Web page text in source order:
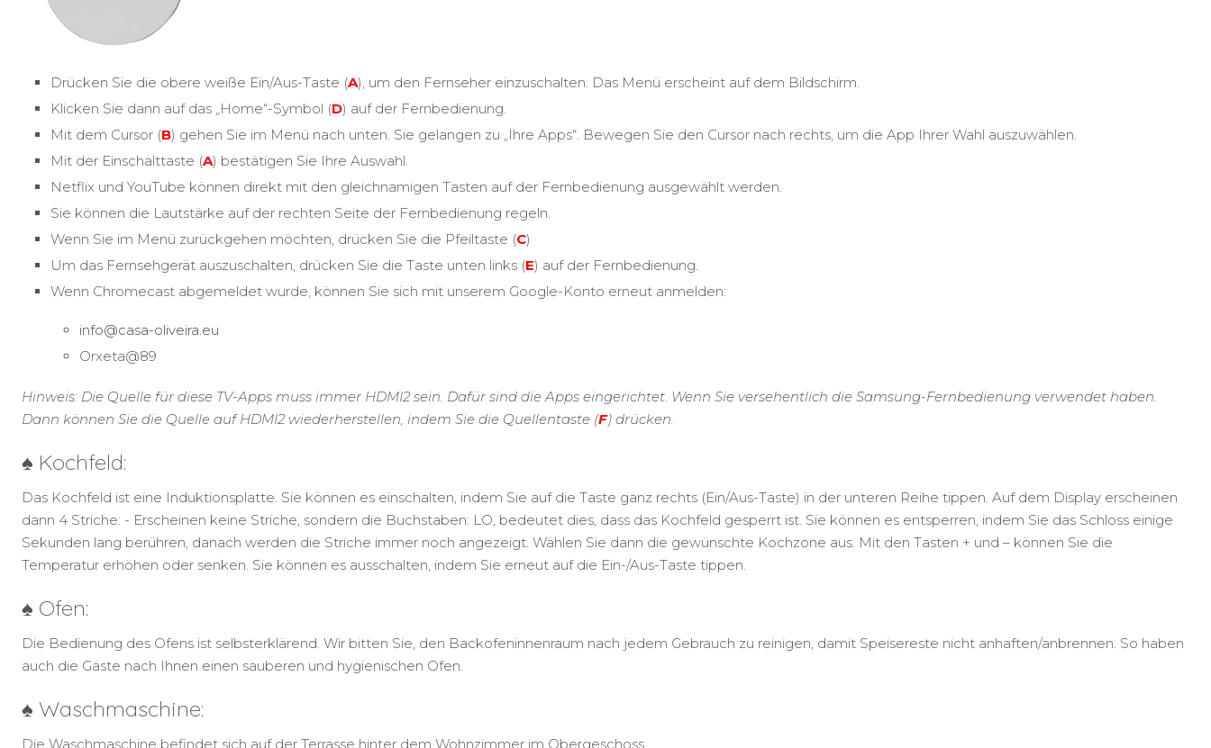
Drücken Sie die obere weiße Ein/Aus-Taste (A), um den Fernseher einzuschalten. Das Menü erscheint auf dem Bildschirm.
Klicken Sie dann auf das „Home“-Symbol (D) auf der Fernbedienung.
Mit dem Cursor (B) gehen Sie im Menü nach unten. Sie gelangen zu „Ihre Apps“. Bewegen Sie den Cursor nach rechts, um die App Ihrer Wahl auszuwählen.
Mit der Einschalttaste (A) bestätigen Sie Ihre Auswahl.
Netflix und YouTube können direkt mit den gleichnamigen Tasten auf der Fernbedienung ausgewählt werden.
Sie können die Lautstärke auf der rechten Seite der Fernbedienung regeln.
Wenn Sie im Menü zurückgehen möchten, drücken Sie die Pfeiltaste (C)
Um das Fernsehgerät auszuschalten, drücken Sie die Taste unten links (E) auf der Fernbedienung.
Wenn Chromecast abgemeldet wurde, können Sie sich mit unserem Google-Konto erneut anmelden:
info@casa-oliveira.eu
Orxeta@89
Hinweis: Die Quelle für diese TV-Apps muss immer HDMI2 sein. Dafür sind die Apps eingerichtet. Wenn Sie versehentlich die Samsung-Fernbedienung verwendet haben.
Dann können Sie die Quelle auf HDMI2 wiederherstellen, indem Sie die Quellentaste (F) drücken.
♠ Kochfeld:
Das Kochfeld ist eine Induktionsplatte. Sie können es einschalten, indem Sie auf die Taste ganz rechts (Ein/Aus-Taste) in der unteren Reihe tippen. Auf dem Display erscheinen
dann 4 Striche: - Erscheinen keine Striche, sondern die Buchstaben: LO, bedeutet dies, dass das Kochfeld gesperrt ist. Sie können es entsperren, indem Sie das Schloss einige
Sekunden lang berühren, danach werden die Striche immer noch angezeigt. Wählen Sie dann die gewünschte Kochzone aus. Mit den Tasten + und – können Sie die
Temperatur erhöhen oder senken. Sie können es ausschalten, indem Sie erneut auf die Ein-/Aus-Taste tippen.
♠ Ofen:
Die Bedienung des Ofens ist selbsterklärend. Wir bitten Sie, den Backofeninnenraum nach jedem Gebrauch zu reinigen, damit Speisereste nicht anhaften/anbrennen. So haben
auch die Gäste nach Ihnen einen sauberen und hygienischen Ofen.
♠ Waschmaschine:
Die Waschmaschine befindet sich auf der Terrasse hinter dem Wohnzimmer im Obergeschoss.